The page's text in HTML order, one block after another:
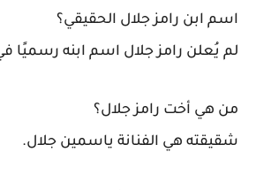
اسم ابن رامز جلال الحقيقي؟
لم يُعلن رامز جلال اسم ابنه رسميًا
من هي أخت رامز جلال؟
شقيقته هي الفنانة ياسمين جلال.